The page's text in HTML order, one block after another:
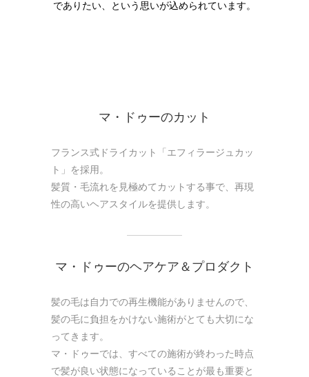
でありたい、という思いが込められています。
マ・ドゥーのカット
フランス式ドライカット「エフィラージュカッ
ト」を採用。
髪質・毛流れを見極めてカットする事で、再現
性の高いヘアスタイルを提供します。
マ・ドゥーのヘアケア＆プロダクト
髪の毛は自力での再生機能がありませんので、
髪の毛に負担をかけない施術がとても大切にな
ってきます。
マ・ドゥーでは、すべての施術が終わった時点
で髪が良い状態になっていることが最も重要と